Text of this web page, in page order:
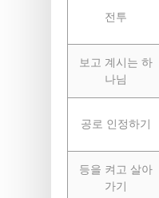
전투
보고 계시는 하
나님
공로 인정하기
등을 켜고 살아
가기